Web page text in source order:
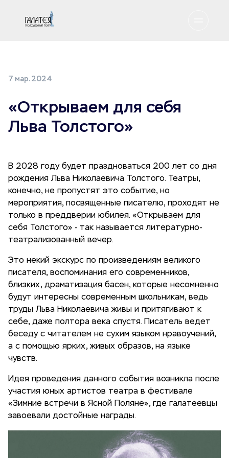
7 мар. 2024
«Открываем для себя
Льва Толстого»
В 2028 году будет праздноваться 200 лет со дня
рождения Льва Николаевича Толстого. Театры,
конечно, не пропустят это событие, но
мероприятия, посвященные писателю, проходят не
только в преддверии юбилея. «Открываем для
себя Толстого» - так называется литературно-
театрализованный вечер.
Это некий экскурс по произведениям великого
писателя, воспоминания его современников,
близких, драматизация басен, которые несомненно
будут интересны современным школьникам, ведь
труды Льва Николаевича живы и притягивают к
себе, даже полтора века спустя. Писатель ведет
беседу с читателем не сухим языком нравоучений,
а с помощью ярких, живых образов, на языке
чувств.
Идея проведения данного события возникла после
участия юных артистов театра в фестивале
«Зимние встречи в Ясной Поляне», где галатеевцы
завоевали достойные награды.